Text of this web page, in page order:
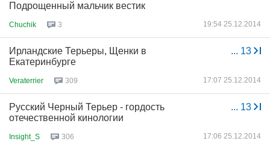
Подрощенный мальчик вестик
Chuchik 3 19:54 25.12.2014
... 13
Ирландские Терьеры, Щенки в
Екатеринбурге
Veraterrier 309 17:07 25.12.2014
... 13
Русский Черный Терьер - гордость
отечественной кинологии
Insight_S 306 17:06 25.12.2014